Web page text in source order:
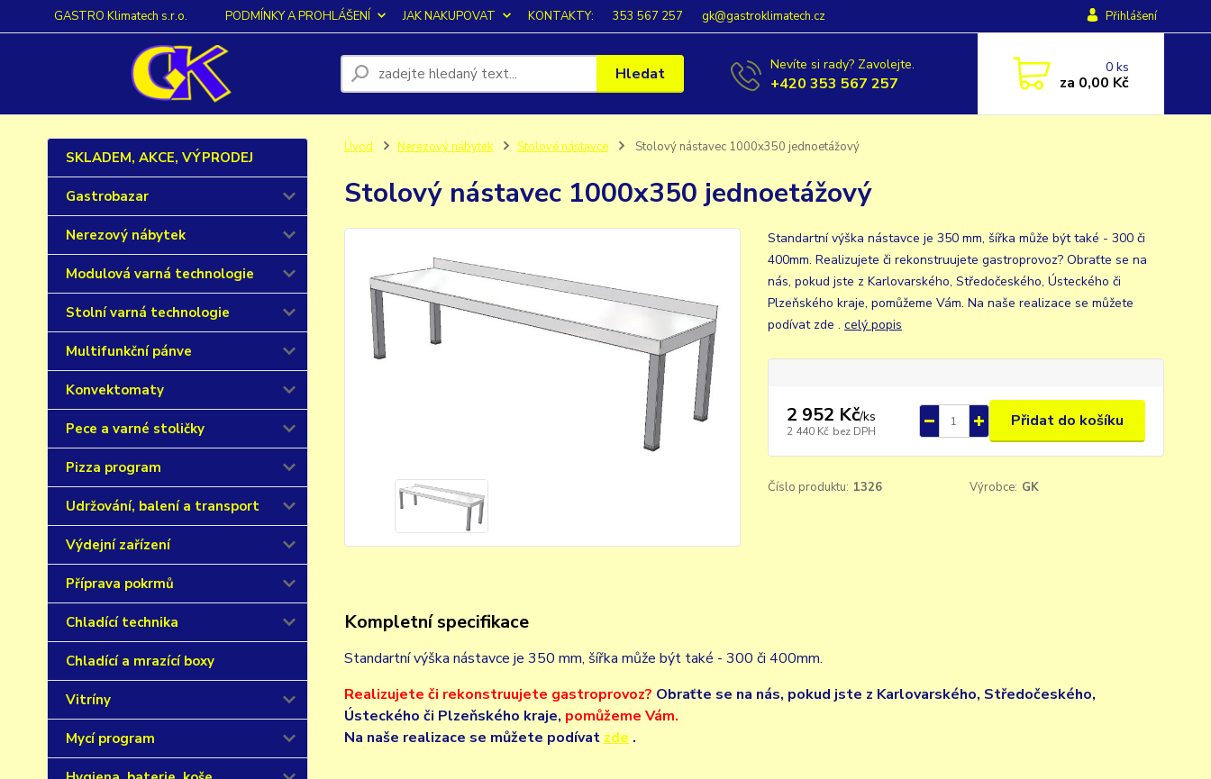
GASTRO Klimatech s.r.o. PODMÍNKY A PROHLÁŠENÍ JAK NAKUPOVAT KONTAKTY: 353 567 257 gk@gastroklimatech.cz Přihlášení
Hledat Nevíte si rady? Zavolejte.
+420 353 567 257
0ks
za 0,00 Kč
SKLADEM, AKCE, VÝPRODEJ
Gastrobazar
Nerezový nábytek
Modulová varná technologie
Stolní varná technologie
Multifunkční pánve
Konvektomaty
Pece a varné stoličky
Pizza program
Udržování, balení a transport
Výdejní zařízení
Příprava pokrmů
Chladící technika
Chladící a mrazící boxy
Vitríny
Mycí program
Úvod Nerezový nábytek Stolové nástavce Stolový nástavec 1000x350 jednoetážový
Stolový nástavec 1000x350 jednoetážový
Standartní výška nástavce je 350 mm, šířka může být také - 300 či
400mm. Realizujete či rekonstruujete gastroprovoz? Obraťte se na
nás, pokud jste z Karlovarského, Středočeského, Ústeckého či
Plzeňského kraje, pomůžeme Vám. Na naše realizace se můžete
podívat zde . celý popis
2 952 Kč/ks
2 440 Kč bez DPH
Přidat do košíku
Číslo produktu: 1326 Výrobce: GK
Kompletní specifikace
Standartní výška nástavce je 350 mm, šířka může být také - 300 či 400mm.
Realizujete či rekonstruujete gastroprovoz? Obraťte se na nás, pokud jste z Karlovarského, Středočeského,
Ústeckého či Plzeňského kraje, pomůžeme Vám.
Na naše realizace se můžete podívat zde .